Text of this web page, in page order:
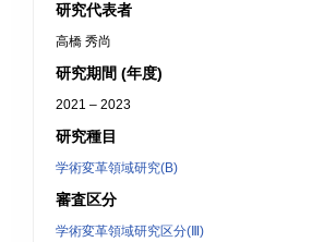
研究代表者
高橋 秀尚
研究期間 (年度)
2021 – 2023
研究種目
学術変革領域研究(B)
審査区分
学術変革領域研究区分(Ⅲ)